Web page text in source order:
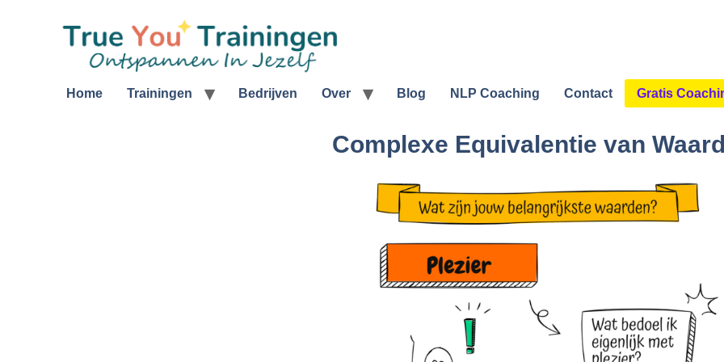
Home Trainingen Bedrijven Over Blog NLP Coaching Contact Gratis
Complexe Equivalentie van